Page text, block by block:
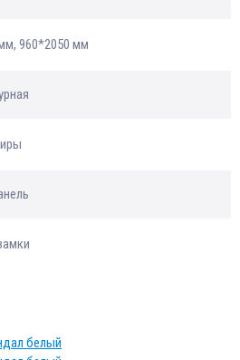
960*2050 мм